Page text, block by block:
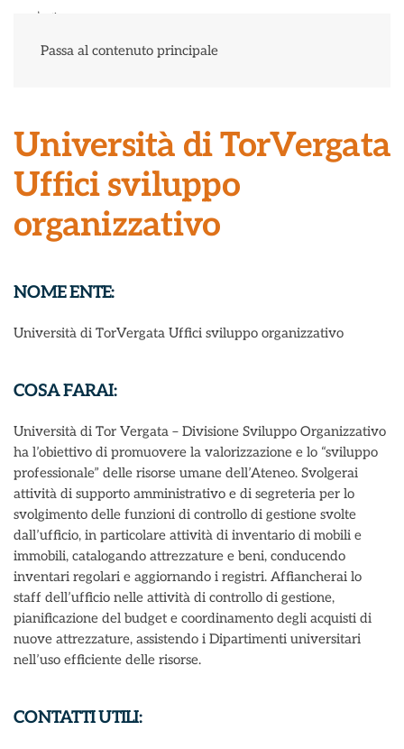
Passa al contenuto principale
Università di TorVergata
Uffici sviluppo
organizzativo
NOME ENTE:
Università di TorVergata Uffici sviluppo organizzativo
COSA FARAI:
Università di Tor Vergata – Divisione Sviluppo Organizzativo
ha l’obiettivo di promuovere la valorizzazione e lo “sviluppo
professionale” delle risorse umane dell’Ateneo. Svolgerai
attività di supporto amministrativo e di segreteria per lo
svolgimento delle funzioni di controllo di gestione svolte
dall’ufficio, in particolare attività di inventario di mobili e
immobili, catalogando attrezzature e beni, conducendo
inventari regolari e aggiornando i registri. Affiancherai lo
staff dell’ufficio nelle attività di controllo di gestione,
pianificazione del budget e coordinamento degli acquisti di
nuove attrezzature, assistendo i Dipartimenti universitari
nell’uso efficiente delle risorse.
CONTATTI UTILI: